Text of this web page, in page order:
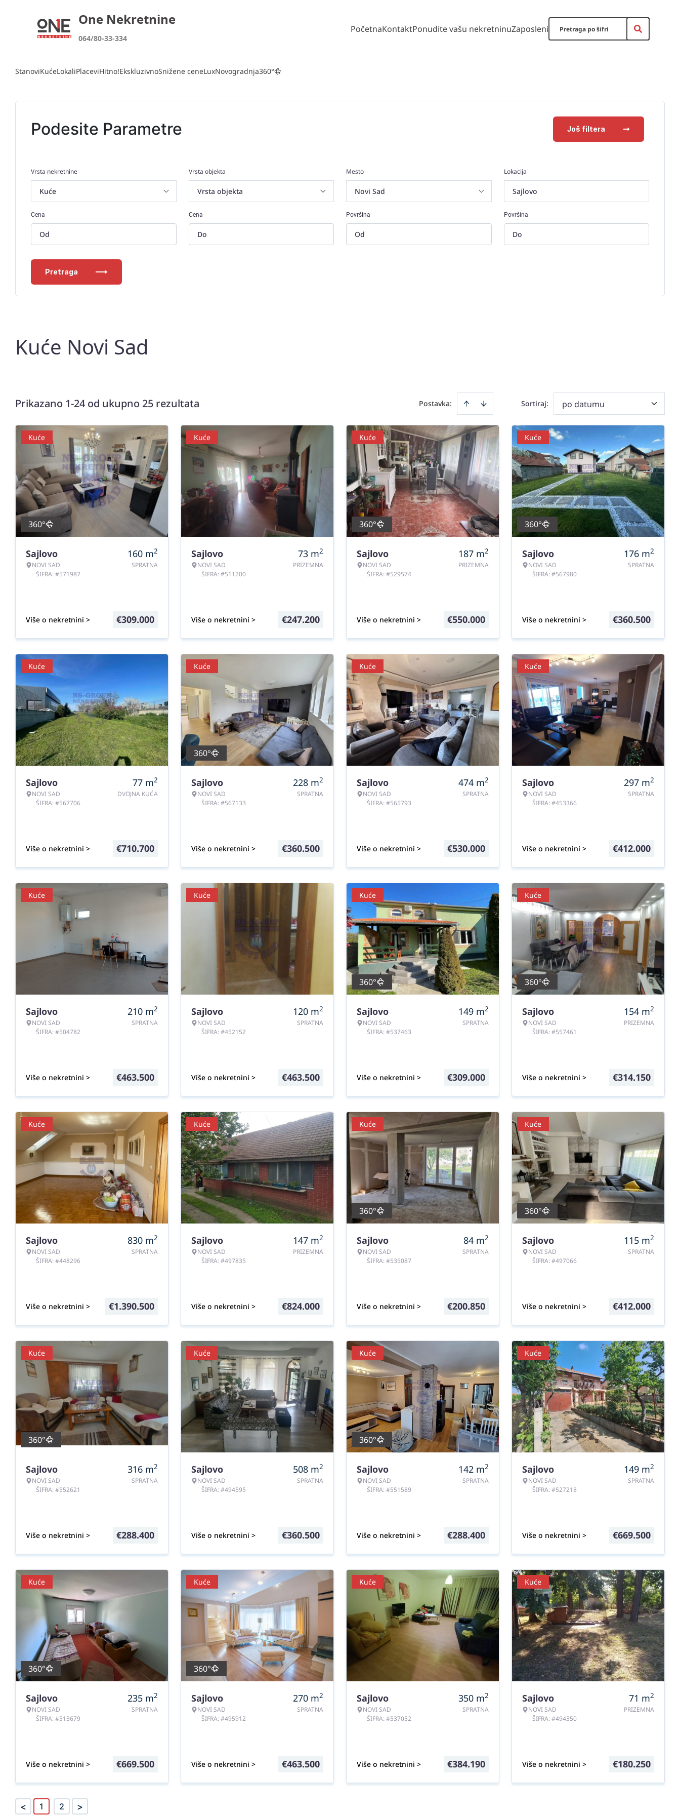
One Nekretnine
064/80-33-334
PočetnaKontaktPonudite vašu nekretninuZaposleni
StanoviKućeLokaliPlaceviHitno!EkskluzivnoSnižene ceneLuxNovogradnja360°
Podesite Parametre Još filtera
Vrsta nekretnine Vrsta objekta Mesto Lokacija
Sajlovo
Cena Cena Površina Površina
Pretraga
Kuće Novi Sad
Prikazano 1-24 od ukupno 25 rezultata Postavka: Sortiraj: po datumu
Kuće
360°
Sajlovo
NOVI SAD
ŠIFRA: #571987
160 m2
SPRATNA
Više o nekretnini > €309.000
Kuće
Sajlovo
NOVI SAD
ŠIFRA: #511200
73 m2
PRIZEMNA
Više o nekretnini > €247.200
Kuće
360°
Sajlovo
NOVI SAD
ŠIFRA: #529574
187 m2
PRIZEMNA
Više o nekretnini > €550.000
Kuće
360°
Sajlovo
NOVI SAD
ŠIFRA: #567980
176 m2
SPRATNA
Više o nekretnini > €360.500
Kuće
Sajlovo
NOVI SAD
ŠIFRA: #567706
77 m2
DVOJNA KUĆA
Više o nekretnini > €710.700
Kuće
360°
Sajlovo
NOVI SAD
ŠIFRA: #567133
228 m2
SPRATNA
Više o nekretnini > €360.500
Kuće
Sajlovo
NOVI SAD
ŠIFRA: #565793
474 m2
SPRATNA
Više o nekretnini > €530.000
Kuće
Sajlovo
NOVI SAD
ŠIFRA: #453366
297 m2
SPRATNA
Više o nekretnini > €412.000
Kuće
Sajlovo
NOVI SAD
ŠIFRA: #504782
210 m2
SPRATNA
Više o nekretnini > €463.500
Kuće
Sajlovo
NOVI SAD
ŠIFRA: #452152
120 m2
SPRATNA
Više o nekretnini > €463.500
Kuće
360°
Sajlovo
NOVI SAD
ŠIFRA: #537463
149 m2
SPRATNA
Više o nekretnini > €309.000
Kuće
360°
Sajlovo
NOVI SAD
ŠIFRA: #557461
154 m2
PRIZEMNA
Više o nekretnini > €314.150
Kuće
Sajlovo
NOVI SAD
ŠIFRA: #448296
830 m2
SPRATNA
Više o nekretnini > €1.390.500
Kuće
Sajlovo
NOVI SAD
ŠIFRA: #497835
147 m2
PRIZEMNA
Više o nekretnini > €824.000
Kuće
360°
Sajlovo
NOVI SAD
ŠIFRA: #535087
84 m2
SPRATNA
Više o nekretnini > €200.850
Kuće
360°
Sajlovo
NOVI SAD
ŠIFRA: #497066
115 m2
SPRATNA
Više o nekretnini > €412.000
Kuće
360°
Sajlovo
NOVI SAD
ŠIFRA: #552621
316 m2
SPRATNA
Više o nekretnini > €288.400
Kuće
Sajlovo
NOVI SAD
ŠIFRA: #494595
508 m2
SPRATNA
Više o nekretnini > €360.500
Kuće
360°
Sajlovo
NOVI SAD
ŠIFRA: #551589
142 m2
SPRATNA
Više o nekretnini > €288.400
Kuće
Sajlovo
NOVI SAD
ŠIFRA: #527218
149 m2
SPRATNA
Više o nekretnini > €669.500
Kuće
360°
Sajlovo
NOVI SAD
ŠIFRA: #513679
235 m2
SPRATNA
Više o nekretnini > €669.500
Kuće
360°
Sajlovo
NOVI SAD
ŠIFRA: #495912
270 m2
SPRATNA
Više o nekretnini > €463.500
Kuće
Sajlovo
NOVI SAD
ŠIFRA: #537052
350 m2
SPRATNA
Više o nekretnini > €384.190
Kuće
Sajlovo
NOVI SAD
ŠIFRA: #494350
71 m2
PRIZEMNA
Više o nekretnini > €180.250
< 1 2 >